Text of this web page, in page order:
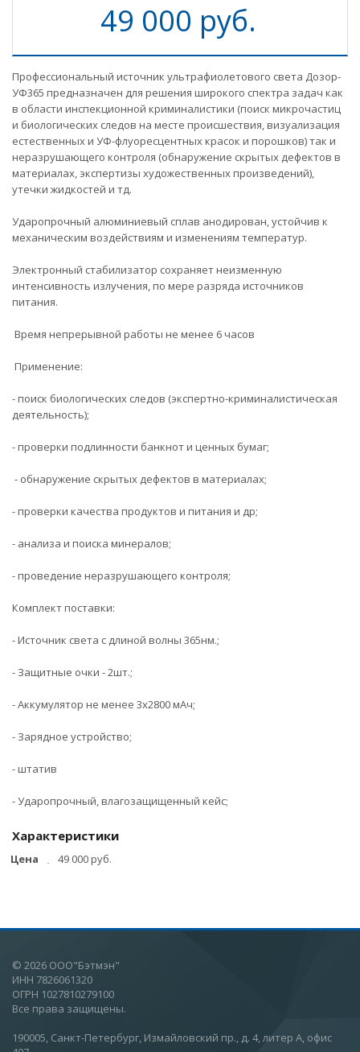
49 000 руб.
Профессиональный источник ультрафиолетового света Дозор-
УФ365 предназначен для решения широкого спектра задач как
в области инспекционной криминалистики (поиск микрочастиц
и биологических следов на месте происшествия, визуализация
естественных и УФ-флуоресцентных красок и порошков) так и
неразрушающего контроля (обнаружение скрытых дефектов в
материалах, экспертизы художественных произведений),
утечки жидкостей и тд.
Ударопрочный алюминиевый сплав анодирован, устойчив к
механическим воздействиям и изменениям температур.
Электронный стабилизатор сохраняет неизменную
интенсивность излучения, по мере разряда источников
питания.
Время непрерывной работы не менее 6 часов
Применение:
- поиск биологических следов (экспертно-криминалистическая
деятельность);
- проверки подлинности банкнот и ценных бумаг;
- обнаружение скрытых дефектов в материалах;
- проверки качества продуктов и питания и др;
- анализа и поиска минералов;
- проведение неразрушающего контроля;
Комплект поставки:
- Источник света с длиной волны 365нм.;
- Защитные очки - 2шт.;
- Аккумулятор не менее 3х2800 мАч;
- Зарядное устройство;
- штатив
- Ударопрочный, влагозащищенный кейс;
Характеристики
Цена 49 000 руб.
© 2026 ООО"Бэтмэн"
ИНН 7826061320
ОГРН 1027810279100
Все права защищены.
190005, Санкт-Петербург, Измайловский пр., д. 4, литер А, офис